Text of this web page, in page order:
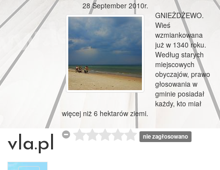
vla.pl
28 September 2010r.
GNIEŻDŻEWO.
Wieś
wzmiankowana
już w 1340 roku.
Według starych
miejscowych
obyczajów, prawo
głosowania w
gminie posiadał
każdy, kto miał
więcej niż 6 hektarów ziemi.
nie zagłosowano